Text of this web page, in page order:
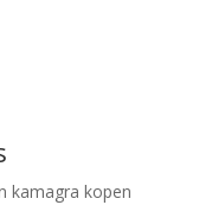
kamagra kopen